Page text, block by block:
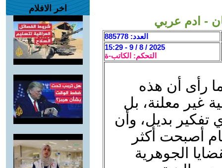
- ادم عربي
العدد: 885778
2025 / 8 / 9 - 15:29
التحكم: الكاتب-ة
رأى أن هذه
غير معلنة، بل
تفكير بديل، وأن
أصبحت أكثر
الجوهرية
اخر الافلام